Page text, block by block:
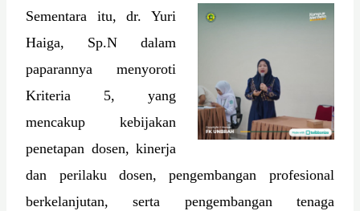
Sementara itu, dr. Yuri
Haiga, Sp.N dalam
paparannya menyoroti
Kriteria 5, yang
mencakup kebijakan
penetapan dosen, kinerja
dan perilaku dosen, pengembangan profesional
berkelanjutan, serta pengembangan tenaga